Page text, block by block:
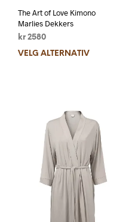
The Art of Love Kimono
Marlies Dekkers
kr 2580
VELG ALTERNATIV